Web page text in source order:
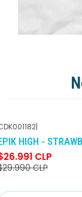
-10%DCTO
|
HIGH -
CLP
CLP